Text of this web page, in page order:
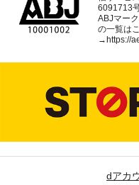
6091713
ABJマー
の一覧は
→ https://
dアカ